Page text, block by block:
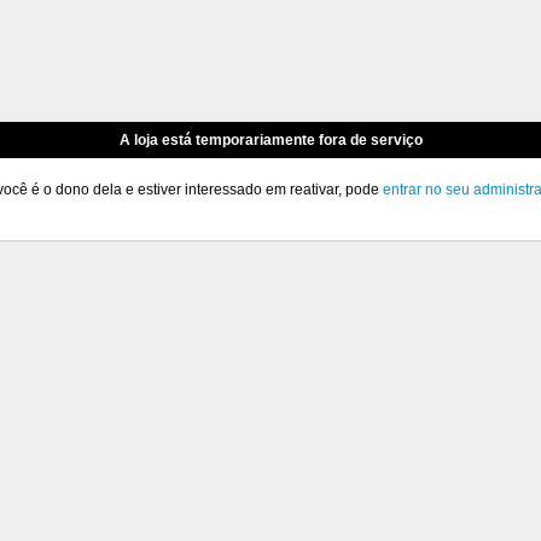
A loja está temporariamente fora de serviço
é o dono dela e estiver interessado em reativar, pode entrar no seu